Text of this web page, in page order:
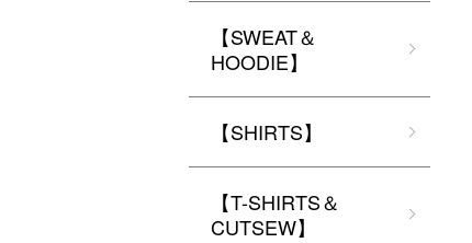
【SWEAT＆
HOODIE】
【SHIRTS】
【T-SHIRTS＆
CUTSEW】